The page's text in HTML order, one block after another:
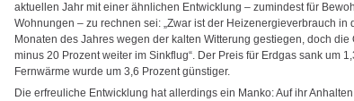
aktuellen Jahr mit einer ähnlichen Entwicklung – zumindest für
Wohnungen – zu rechnen sei: „Zwar ist der Heizenergieverbrauch in
Monaten des Jahres wegen der kalten Witterung gestiegen, doch die
minus 20 Prozent weiter im Sinkflug“. Der Preis für Erdgas sank um
Fernwärme wurde um 3,6 Prozent günstiger.
Die erfreuliche Entwicklung hat allerdings ein Manko: Auf ihr